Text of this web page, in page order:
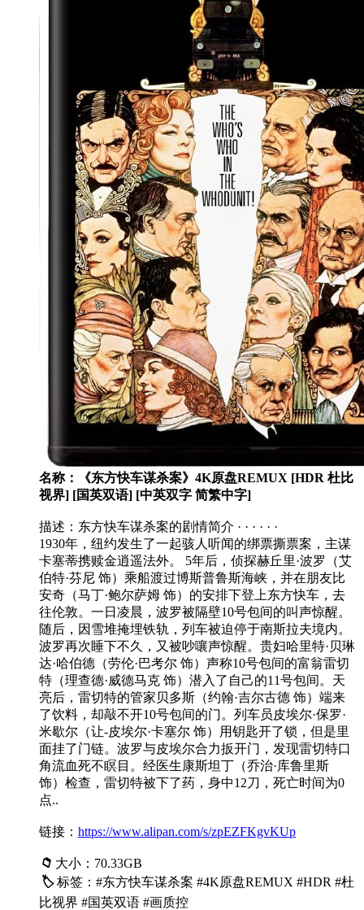
名称：《东方快车谋杀案》4K原盘REMUX [HDR 杜比
视界] [国英双语] [中英双字 简繁中字]
描述：东方快车谋杀案的剧情简介 · · · · · ·
1930年，纽约发生了一起骇人听闻的绑票撕票案，主谋
卡塞蒂携赎金逍遥法外。 5年后，侦探赫丘里·波罗（艾
伯特·芬尼 饰）乘船渡过博斯普鲁斯海峡，并在朋友比
安奇（马丁·鲍尔萨姆 饰）的安排下登上东方快车，去
往伦敦。一日凌晨，波罗被隔壁10号包间的叫声惊醒。
随后，因雪堆掩埋铁轨，列车被迫停于南斯拉夫境内。
波罗再次睡下不久，又被吵嚷声惊醒。贵妇哈里特·贝琳
达·哈伯德（劳伦·巴考尔 饰）声称10号包间的富翁雷切
特（理查德·威德马克 饰）潜入了自己的11号包间。天
亮后，雷切特的管家贝多斯（约翰·吉尔古德 饰）端来
了饮料，却敲不开10号包间的门。列车员皮埃尔·保罗·
米歇尔（让-皮埃尔·卡塞尔 饰）用钥匙开了锁，但是里
面挂了门链。波罗与皮埃尔合力扳开门，发现雷切特口
角流血死不瞑目。经医生康斯坦丁（乔治·库鲁里斯
饰）检查，雷切特被下了药，身中12刀，死亡时间为0
点..
链接： https://www.alipan.com/s/zpEZFKgvKUp
📁 大小：70.33GB
🏷标签：#东方快车谋杀案 #4K原盘REMUX #HDR #杜
比视界 #国英双语 #画质控